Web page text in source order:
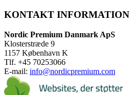
KONTAKT INFORMATION
Nordic Premium Danmark ApS
Klosterstræde 9
1157 København K
Tlf. +45 70253066
E-mail: info@nordicpremium.com